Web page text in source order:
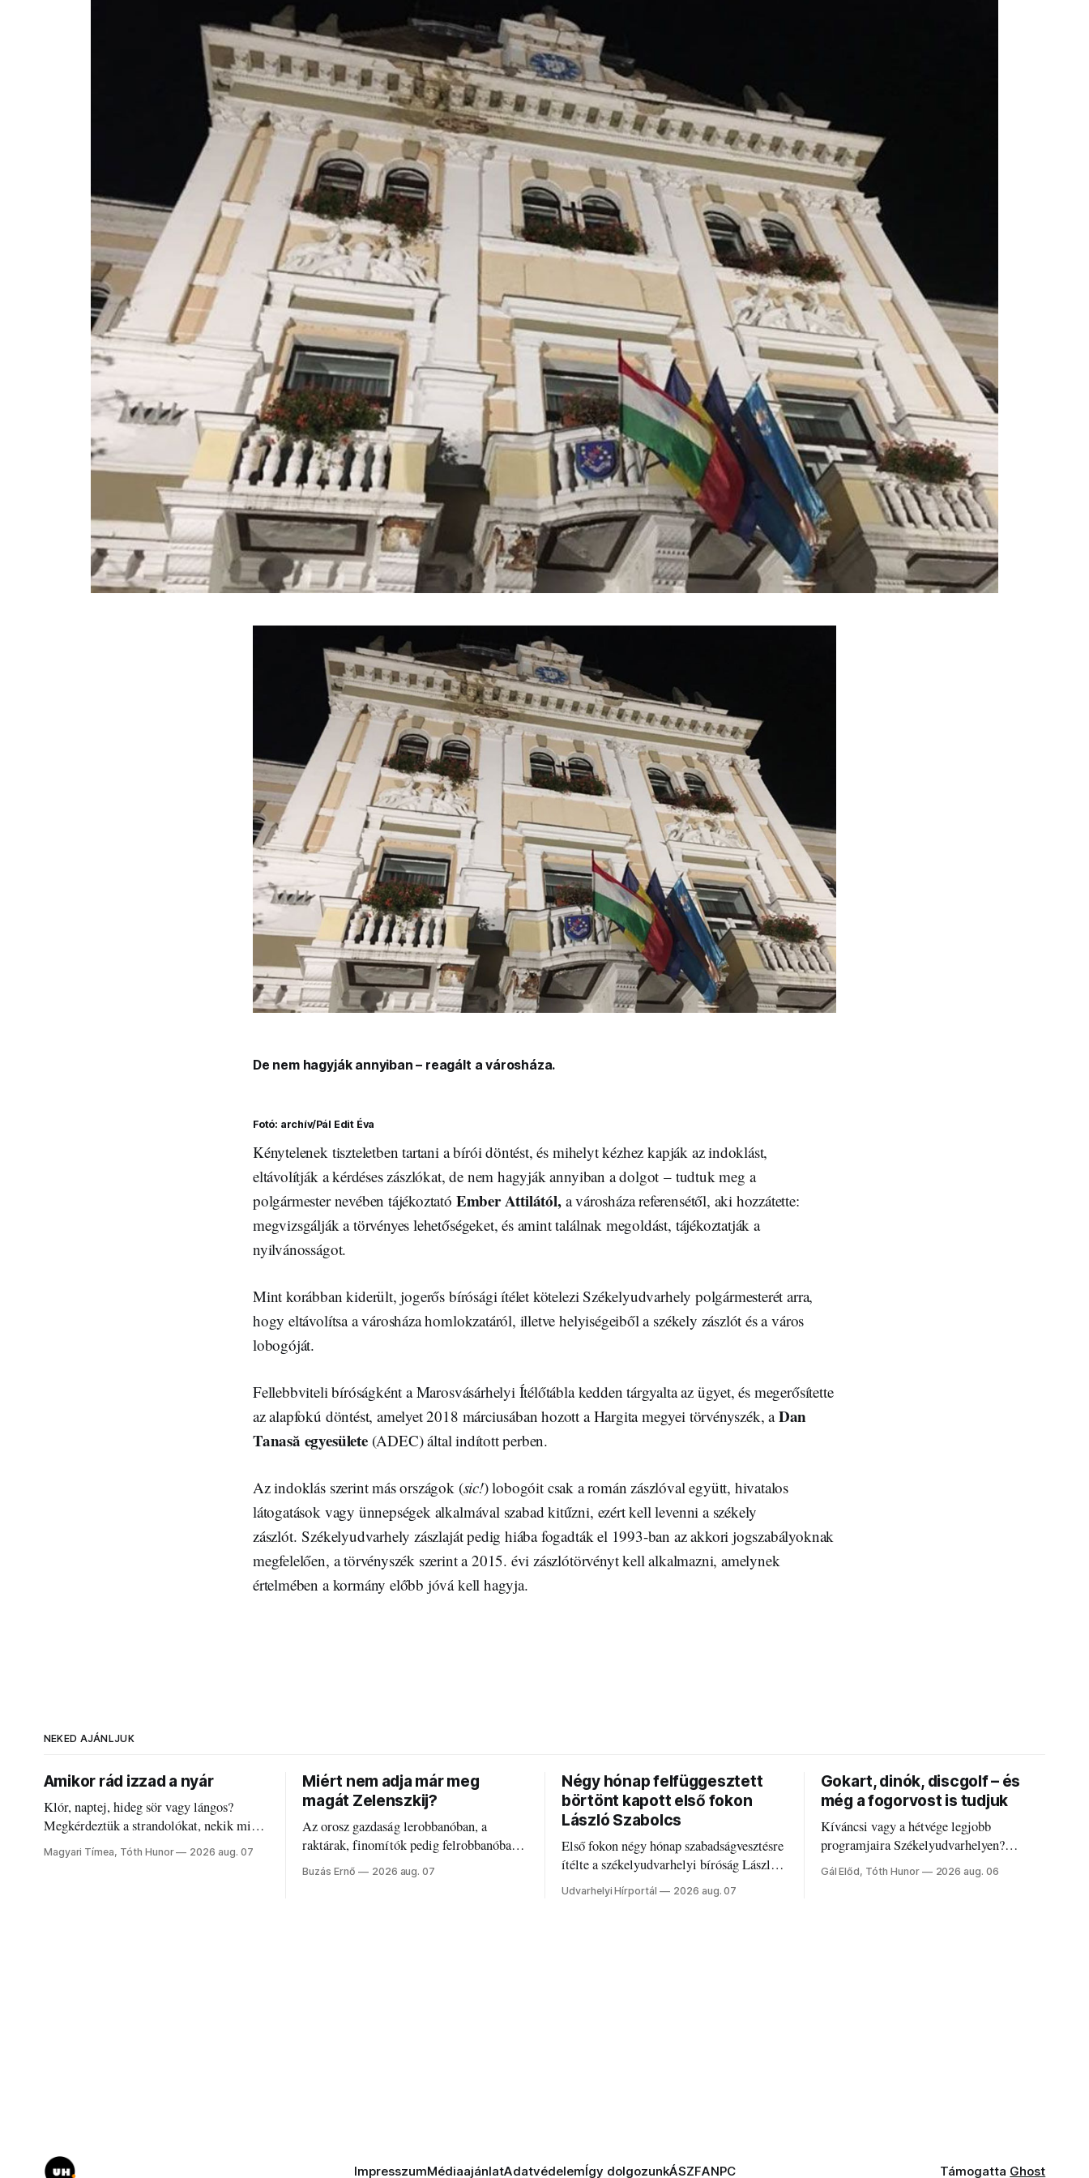
De nem hagyják annyiban – reagált a városháza.
Fotó: archív/Pál Edit Éva
Kénytelenek tiszteletben tartani a bírói döntést, és mihelyt kézhez kapják az indoklást,
eltávolítják a kérdéses zászlókat, de nem hagyják annyiban a dolgot – tudtuk meg a
polgármester nevében tájékoztató Ember Attilától,a városháza referensétől, aki hozzátette:
megvizsgálják a törvényes lehetőségeket, és amint találnak megoldást, tájékoztatják a
nyilvánosságot.
Mint korábban kiderült, jogerős bírósági ítélet kötelezi Székelyudvarhely polgármesterét arra,
hogy eltávolítsa a városháza homlokzatáról, illetve helyiségeiből a székely zászlót és a város
lobogóját.
Fellebbviteli bíróságként a Marosvásárhelyi Ítélőtábla kedden tárgyalta az ügyet, és megerősítette
az alapfokú döntést, amelyet 2018 márciusában hozott a Hargita megyei törvényszék, aDan
Tanasă egyesülete(ADEC) által indított perben.
Az indoklás szerint más országok (sic!) lobogóit csak a román zászlóval együtt, hivatalos
látogatások vagy ünnepségek alkalmával szabad kitűzni, ezért kell levenni a székely
zászlót. Székelyudvarhely zászlaját pedig hiába fogadták el 1993-ban az akkori jogszabályoknak
megfelelően, a törvényszék szerint a 2015. évi zászlótörvényt kell alkalmazni, amelynek
értelmében a kormány előbb jóvá kell hagyja.
NEKED AJÁNLJUK
Amikor rád izzad a nyár
Klór, naptej, hideg sör vagy lángos?
Megkérdeztük a strandolókat, nekik mi
jelenti a nyarat, és hogyan bírják a
kánikulát.
Magyari Tímea, Tóth Hunor 2026 aug. 07
Miért nem adja már meg
magát Zelenszkij?
Az orosz gazdaság lerobbanóban, a
raktárak, finomítók pedig felrobbanóban.
Akárcsak az ukrán népharag, amikor
elégedetlen vezetőivel.
Buzás Ernő 2026 aug. 07
Négy hónap felfüggesztett
börtönt kapott első fokon
László Szabolcs
Első fokon négy hónap szabadságvesztésre
ítélte a székelyudvarhelyi bíróság László
Szabolcsot.
Udvarhelyi Hírportál 2026 aug. 07
Gokart, dinók, discgolf – és
még a fogorvost is tudjuk
Kíváncsi vagy a hétvége legjobb
programjaira Székelyudvarhelyen?
Nálunk megtalálod őket – sőt, ha baj van a
fogaddal, a fogorvosi ügyeletet is!
Gál Előd, Tóth Hunor 2026 aug. 06
ImpresszumMédiaajánlatAdatvédelemÍgy dolgozunkÁSZFANPC Támogatta Ghost